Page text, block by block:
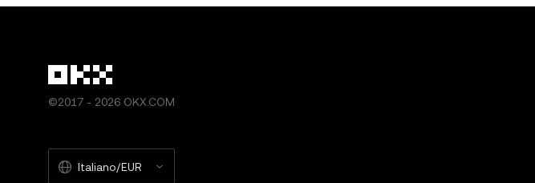
©2017 - 2026 OKX.COM
Italiano/EUR